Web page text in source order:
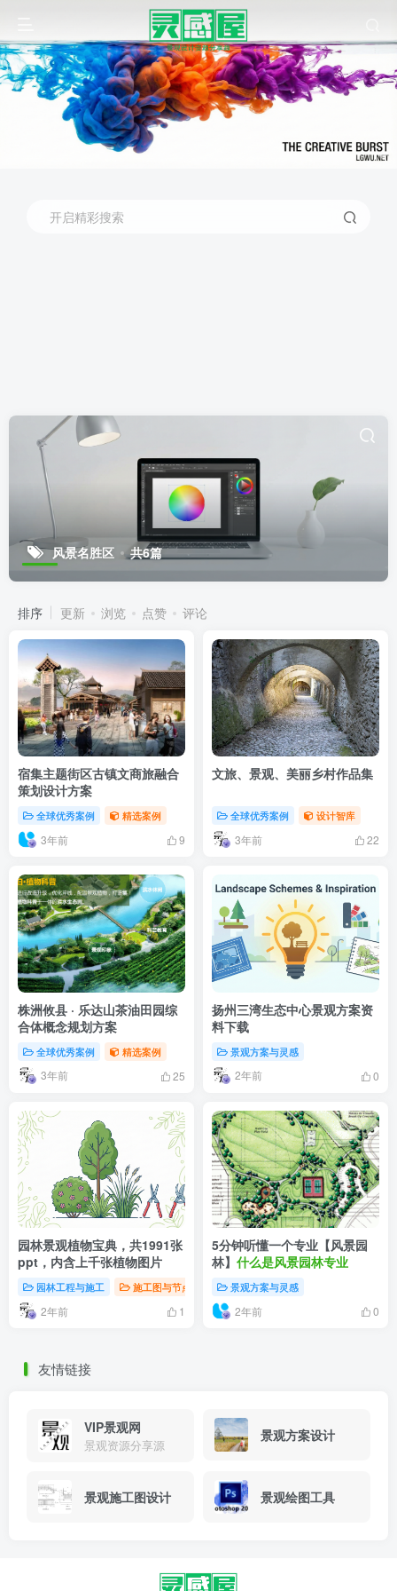
开启精彩搜索
风景名胜区 共6篇
排序 更新 浏览 点赞 评论
宿集主题街区古镇文商旅融合
策划设计方案
全球优秀案例 精选案例
3年前 9
文旅、景观、美丽乡村作品集
全球优秀案例 设计智库
3年前 22
株洲攸县 · 乐达山茶油田园综
合体概念规划方案
全球优秀案例 精选案例
3年前 25
扬州三湾生态中心景观方案资
料下载
景观方案与灵感
2年前 0
园林景观植物宝典，共1991张
ppt，内含上千张植物图片
园林工程与施工 施工图与节点详图 软件与学习资源
2年前 1
5分钟听懂一个专业【风景园
林】 什么是风景园林专业
景观方案与灵感
2年前 0
友情链接
VIP景观网
景观资源分享源
景观方案设计
景观施工图设计 景观绘图工具